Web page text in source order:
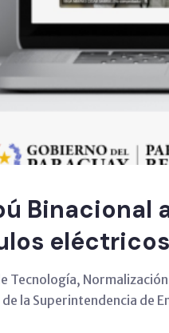
Binacional
Tecnología,
la Superintendencia de